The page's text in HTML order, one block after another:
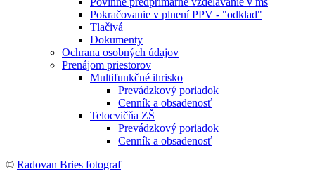
Pokračovanie v plnení PPV - "odklad"
Tlačivá
Dokumenty
Ochrana osobných údajov
Prenájom priestorov
Multifunkčné ihrisko
Prevádzkový poriadok
Cenník a obsadenosť
Telocvičňa ZŠ
Prevádzkový poriadok
Cenník a obsadenosť
© Radovan Bries fotograf